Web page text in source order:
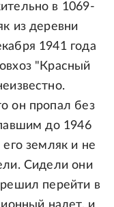
в 1069-
из деревни
1941 года
"Красный
он пропал без
до 1946
земляк и не
Сидели они
перейти в